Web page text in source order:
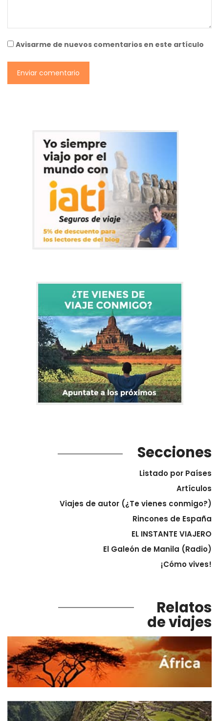
Avisarme de nuevos comentarios en este artículo
Secciones
Listado por Países
Artículos
Viajes de autor (¿Te vienes conmigo?)
Rincones de España
EL INSTANTE VIAJERO
El Galeón de Manila (Radio)
¡Cómo vives!
Relatos
de viajes